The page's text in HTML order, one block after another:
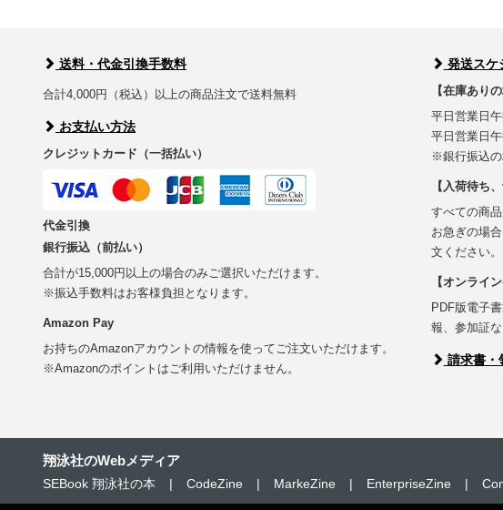
送料・代金引換手数料
合計4,000円（税込）以上の商品注文で送料無料
お支払い方法
クレジットカード（一括払い）
代金引換
銀行振込（前払い）
合計が15,000円以上の場合のみご選択いただけます。
※振込手数料はお客様負担となります。
Amazon Pay
お持ちのAmazonアカウントの情報を使ってご注文いただけます。
※Amazonのポイントはご利用いただけません。
発送スケ
【在庫ありの
平日営業日
平日営業日
※銀行振込の
【入荷待ち
すべての商
お急ぎの場
文ください。
【オンライ
PDF版電子
報、参加証
請求書・
翔泳社のWebメディア
SEBook 翔泳社の本 | CodeZine | MarkeZine | EnterpriseZine |